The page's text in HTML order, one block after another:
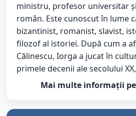
ministru, profesor universitar
român. Este cunoscut în lume
bizantinist, romanist, slavist,
filozof al istoriei. După cum a
Călinescu, Iorga a jucat în
primele decenii ale secolului
Mai multe informații